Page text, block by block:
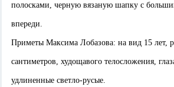
полосками, черную вязаную шапку с
впереди.
Приметы Максима Лобазова: на вид 15 лет,
сантиметров, худощавого телосложения,
удлиненные светло-русые.